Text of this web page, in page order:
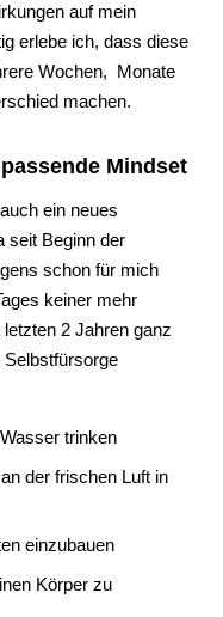
auf mein
erlebe ich, dass diese
Wochen, Monate
machen.
Mindset
ein neues
seit Beginn der
schon für mich
keiner mehr
2 Jahren ganz
trinken
der frischen Luft in
einzubauen
Körper zu